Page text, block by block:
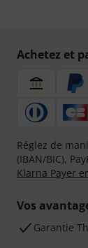
Achetez et
Réglez de
(IBAN/BIC),
Klarna Payer
Vos
Ga­ran­tie